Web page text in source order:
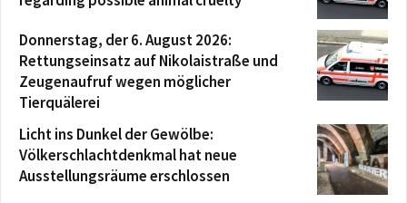
Donnerstag, der 6. August 2026:
Rettungseinsatz auf Nikolaistraße und
Zeugenaufruf wegen möglicher
Tierquälerei
Licht ins Dunkel der Gewölbe:
Völkerschlachtdenkmal hat neue
Ausstellungsräume erschlossen